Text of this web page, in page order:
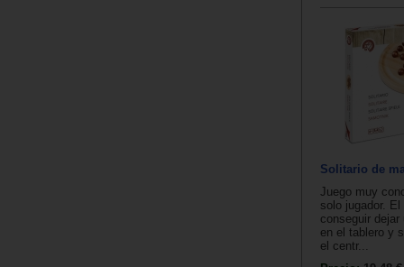
Solitario de
Juego muy
solo jugador.
conseguir
en el tablero y
el centr...